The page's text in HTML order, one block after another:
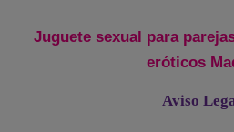
Juguete sexual para
eróticos
Aviso